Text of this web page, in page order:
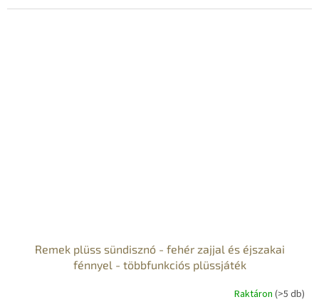
Remek plüss sündisznó - fehér zajjal és éjszakai
fénnyel - többfunkciós plüssjáték
Raktáron (>5 db)